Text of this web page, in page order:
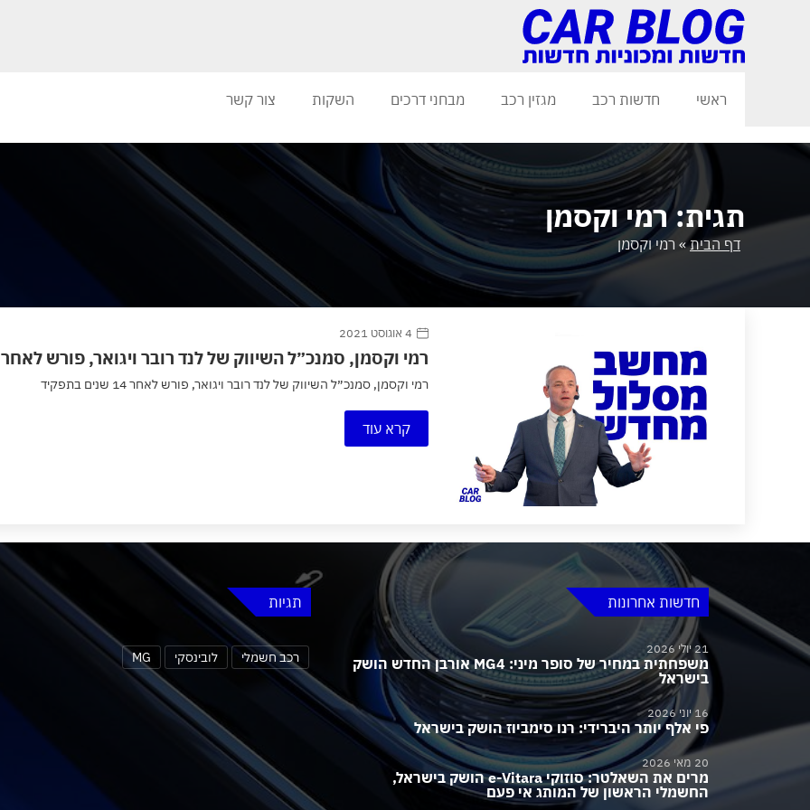
ראשי חדשות רכב מגזין רכב מבחני דרכים השקות צור קשר
תגית: רמי וקסמן
דף הבית» רמי וקסמן
4 אוגוסט 2021
רמי וקסמן, סמנכ״ל השיווק של לנד רובר ויגואר, פורש לאחר 14 שנים
רמי וקסמן, סמנכ״ל השיווק של לנד רובר ויגואר, פורש לאחר 14 שנים בתפקיד
קרא עוד
חדשות אחרונות
21 יולי 2026
משפחתית במחיר של סופר מיני: MG4 אורבן החדש הושק
בישראל
16 יוני 2026
פי אלף יותר היברידי: רנו סימביוז הושק בישראל
20 מאי 2026
מרים את השאלטר: סוזוקי e-Vitara הושק בישראל,
החשמלי הראשון של המותג אי פעם
תגיות
רכב חשמלי לובינסקי MG